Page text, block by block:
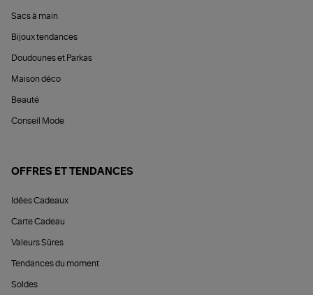
Sacs à main
Bijoux tendances
Doudounes et Parkas
Maison déco
Beauté
Conseil Mode
OFFRES ET TENDANCES
Idées Cadeaux
Carte Cadeau
Valeurs Sûres
Tendances du moment
Soldes